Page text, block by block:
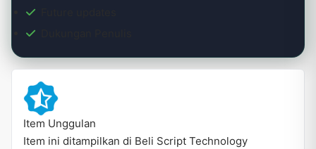
Item Unggulan
Item ini ditampilkan di Beli Script Technology